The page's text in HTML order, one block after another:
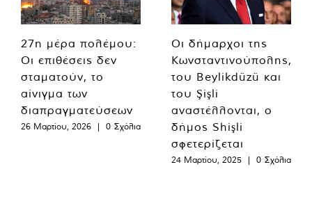
27η μέρα πολέμου:
Οι επιθέσεις δεν
σταματούν, το
αίνιγμα των
διαπραγματεύσεων
26 Μαρτίου, 2026 | 0 Σχόλια
Οι δήμαρχοι της
Κωνσταντινούπολης,
του Beylikdüzü και
του Şişli
αναστέλλονται, ο
δήμος Shişli
σφετερίζεται
24 Μαρτίου, 2025 | 0 Σχόλια